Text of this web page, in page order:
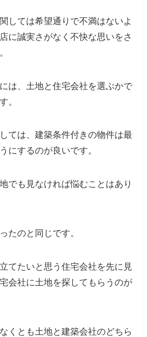
しては希望通りで不満はないよ
に誠実さがなく不快な思いをさ
は、土地と住宅会社を選ぶかで
。
ては、建築条件付きの物件は最
にするのが良いです。
でも見なければ悩むことはあり
たのと同じです。
てたいと思う住宅会社を先に見
会社に土地を探してもらうのが
くとも土地と建築会社のどちら